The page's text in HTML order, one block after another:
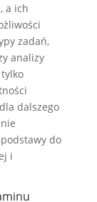
a ich
zadań,
analizy
dalszego
do
i